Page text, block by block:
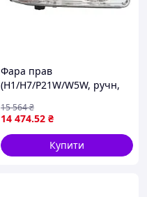
Фара прав
(H1/H7/P21W/W5W, ручн,
відбивача: срібн, колір
повороту: помаранчевий)
D
14 474.52 ₴
15 564₴
Купити